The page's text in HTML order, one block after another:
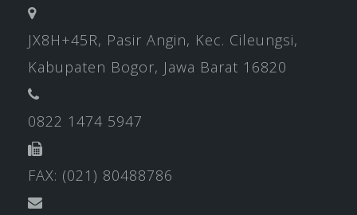
JX8H+45R, Pasir Angin, Kec. Cileungsi,
Kabupaten Bogor, Jawa Barat 16820
0822 1474 5947
FAX: (021) 80488786